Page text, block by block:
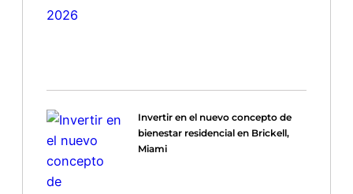
Invertir en el nuevo concepto de
bienestar residencial en Brickell,
Miami